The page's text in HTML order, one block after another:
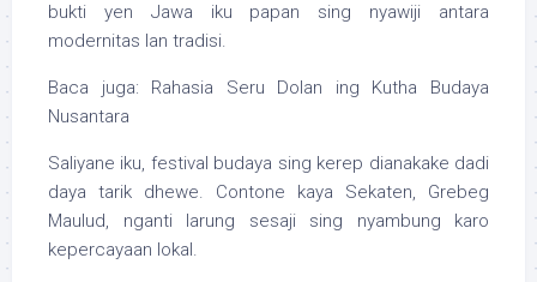
bukti yen Jawa iku papan sing nyawiji antara
modernitas lan tradisi.
Baca juga: Rahasia Seru Dolan ing Kutha Budaya
Nusantara
Saliyane iku, festival budaya sing kerep dianakake dadi
daya tarik dhewe. Contone kaya Sekaten, Grebeg
Maulud, nganti larung sesaji sing nyambung karo
kepercayaan lokal.